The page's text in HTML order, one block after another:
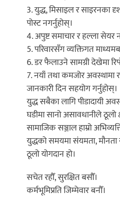
3. युद्ध, मिसाइल र साइरनका
पोस्ट नगर्नुहोस्।
4. अपुष्ट समाचार र हल्ला सेयर
5. परिवारसँग व्यक्तिगत
6. डर फैलाउने सामग्री देखेमा
7. नयाँ तथा कमजोर अवस्थामा
जानकारी दिन सहयोग गर्नुहोस्।
युद्ध सबैका लागि पीडादायी
घडीमा सानो असावधानीले ठूलो
सामाजिक सञ्जाल हाम्रो
युद्धको समयमा संयमता, मौनता
ठूलो योगदान हो।
सचेत रहौँ, सुरक्षित बसौँ।
कर्मभूमिप्रति जिम्मेवार बनौँ।